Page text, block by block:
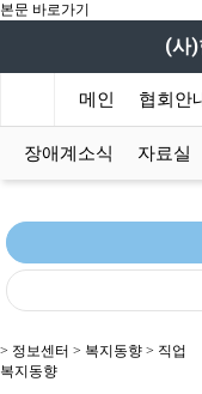
본문 바로가기
(사)
메인 협회안
장애계소식 자료실
> 정보센터 > 복지동향 > 직업
복지동향